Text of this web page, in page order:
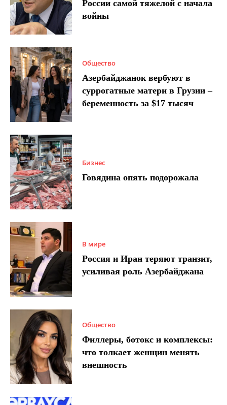
России самой тяжелой с начала
войны
Общество
Азербайджанок вербуют в
суррогатные матери в Грузии –
беременность за $17 тысяч
Бизнес
Говядина опять подорожала
В мире
Россия и Иран теряют транзит,
усиливая роль Азербайджана
Общество
Филлеры, ботокс и комплексы:
что толкает женщин менять
внешность